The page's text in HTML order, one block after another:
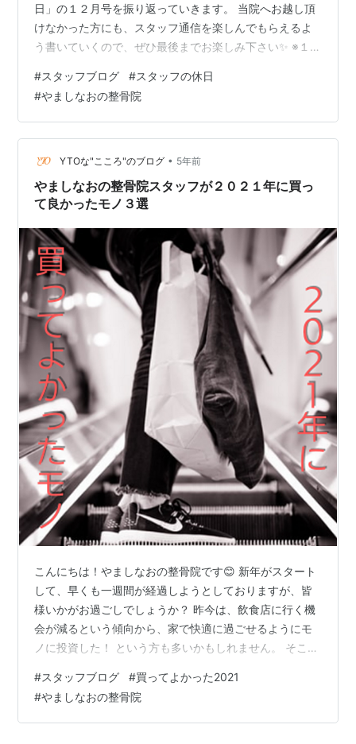
日」の１２月号を振り返っていきます。 当院へお越し頂
けなかった方にも、スタッフ通信を楽しんでもらえるよ
う書いていくので、ぜひ最後までお楽しみ下さい✨ ※１２
田の休日【ＵＦＯキャッチャーで全集中！】 休日に所用
があって近くのイオンモールさんへ行こうと準備をして
いると、なぜか一緒に甥っ子が付いてきました。 もちろ
ん、荷物を持ってくれるわけではなく、狙いはゲームセ
ンターにあるようです(笑) イオンモールさんのゲームセ
ンターは非常に大きいので、子供に…
#スタッフブログ #スタッフの休日
#やましなおの整骨院
YTOな"こころ"のブログ • 5年前
やましなおの整骨院スタッフが２０２１年に買っ
て良かったモノ３選
こんにちは！やましなおの整骨院です😊 新年がスタート
して、早くも一週間が経過しようとしておりますが、皆
様いかがお過ごしでしょうか？ 昨今は、飲食店に行く機
会が減るという傾向から、家で快適に過ごせるようにモ
ノに投資した！ という方も多いかもしれません。 そこで
って良かったモノ３選をご紹介していこうと思います✨
やましなおの整骨院スタッフは、２０２１年にどんな素
晴らしい商品を購入したのか？ 気になる方は、ぜひ最後
#スタッフブログ #買ってよかった2021
#やましなおの整骨院